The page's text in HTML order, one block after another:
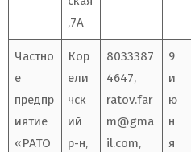
,7А
Частно
е
предпр
иятие
«РАТО
Кор
ели
чск
ий
р-н,
8033387
4647,
ratov.far
m@gma
il.com,
9
и
ю
н
я